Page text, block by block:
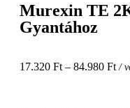
Murexin TE
Gyantához
17.320 Ft – 84.980 Ft /